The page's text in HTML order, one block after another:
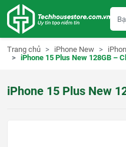
Trang chủ iPhone New
iPhone 15 Plus New 128GB –
iPhone 15 Plus New